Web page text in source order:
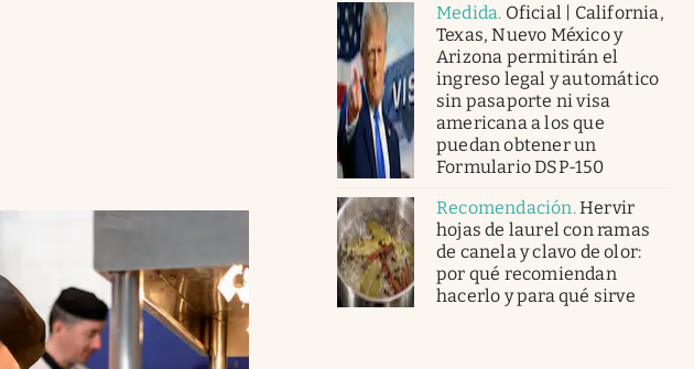
Medida. Oficial | California,
Texas, Nuevo México y
Arizona permitirán el
ingreso legal y automático
sin pasaporte ni visa
americana a los que
puedan obtener un
Formulario DSP-150
Recomendación.Hervir
hojas de laurel con ramas
de canela y clavo de olor:
por qué recomiendan
hacerlo y para qué sirve